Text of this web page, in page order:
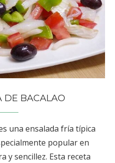
DE BACALAO
una ensalada fría típica
popular en
y sencillez. Esta receta